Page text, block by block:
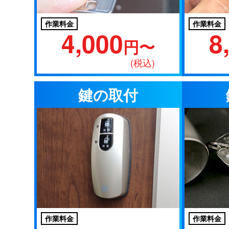
作業料金
4,000円〜
(税込)
作業料金
鍵の取付
作業料金 作業料金